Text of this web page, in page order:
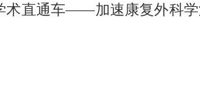
术直通车——加速康复外科学